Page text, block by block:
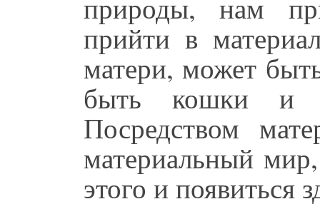
природы, нам
прийти в
матери, может
быть кошки и
Посредством
материальный
этого и появиться